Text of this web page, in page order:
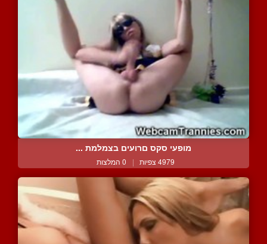
מופעי סקס םרועים בצמלמת ...
4979 צפיות | 0 המלצות